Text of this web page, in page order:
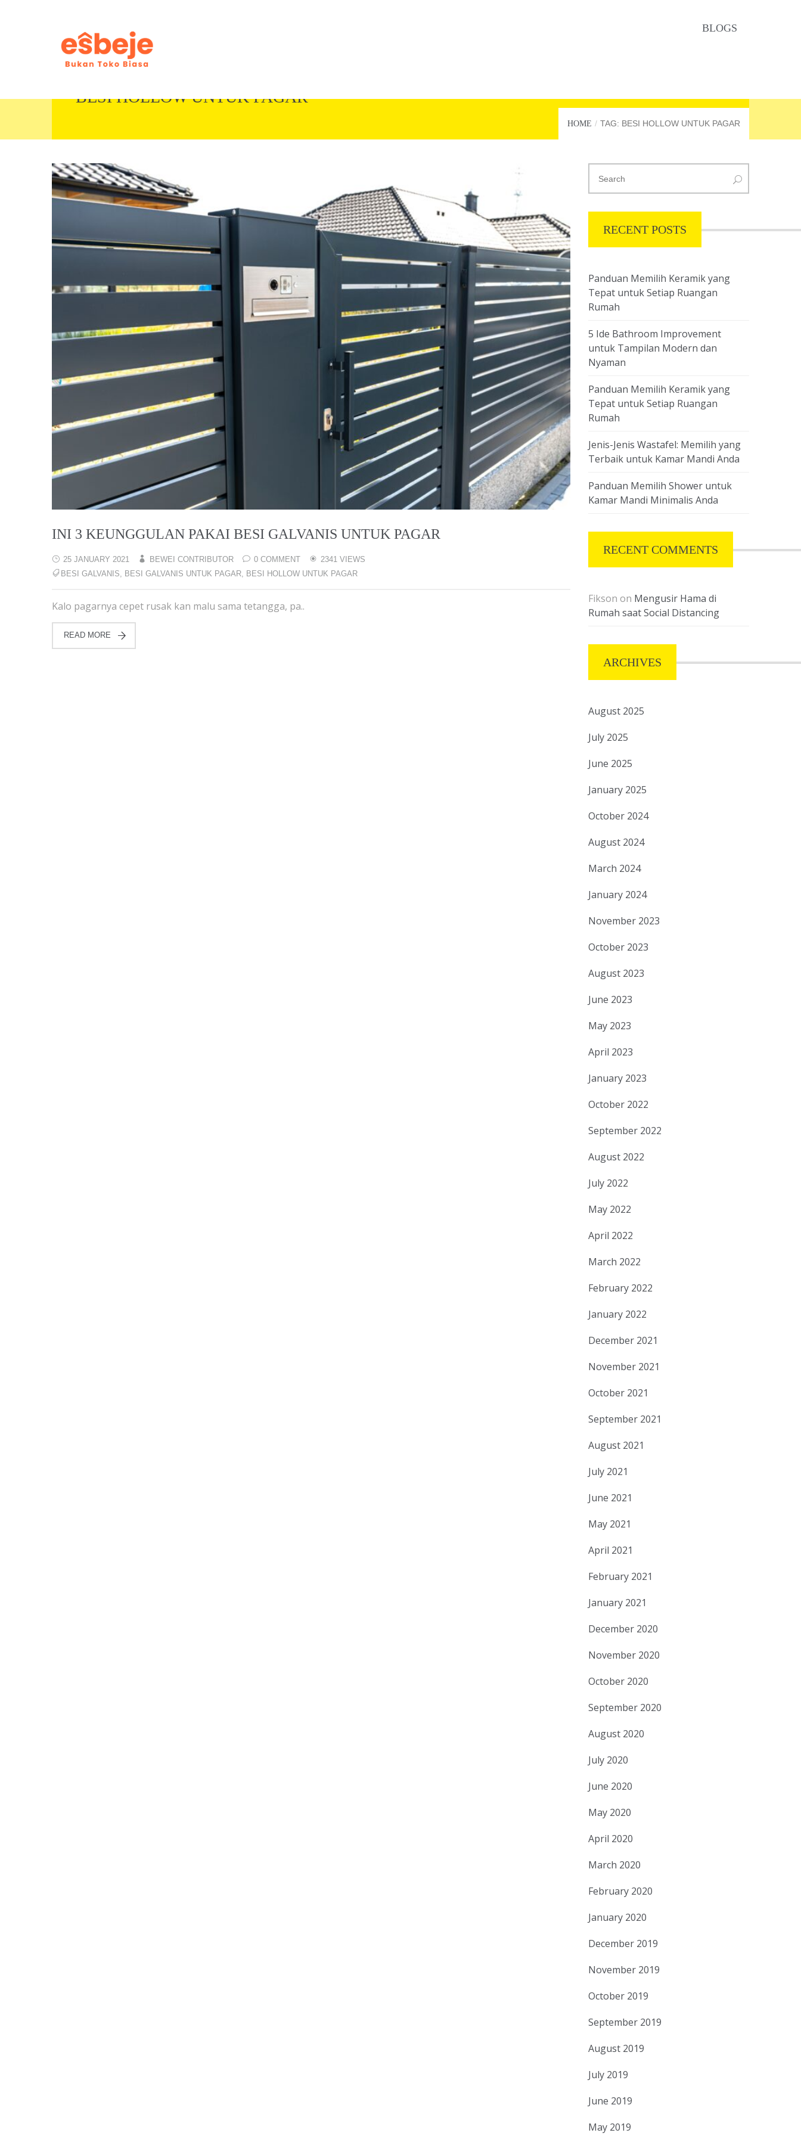
BLOGS
BESI HOLLOW UNTUK PAGAR
HOME TAG: BESI HOLLOW UNTUK PAGAR
INI 3 KEUNGGULAN PAKAI BESI GALVANIS UNTUK PAGAR
25 JANUARY 2021 BEWEI CONTRIBUTOR 0 COMMENT
2341 VIEWS
BESI GALVANIS, BESI GALVANIS UNTUK PAGAR, BESI HOLLOW UNTUK PAGAR
Kalo pagarnya cepet rusak kan malu sama tetangga, pa..
READ MORE
RECENT POSTS
Panduan Memilih Keramik yang
Tepat untuk Setiap Ruangan
Rumah
5 Ide Bathroom Improvement
untuk Tampilan Modern dan
Nyaman
Panduan Memilih Keramik yang
Tepat untuk Setiap Ruangan
Rumah
Jenis-Jenis Wastafel: Memilih yang
Terbaik untuk Kamar Mandi Anda
Panduan Memilih Shower untuk
Kamar Mandi Minimalis Anda
RECENT COMMENTS
Fikson on Mengusir Hama di
Rumah saat Social Distancing
ARCHIVES
August 2025
July 2025
June 2025
January 2025
October 2024
August 2024
March 2024
January 2024
November 2023
October 2023
August 2023
June 2023
May 2023
April 2023
January 2023
October 2022
September 2022
August 2022
July 2022
May 2022
April 2022
March 2022
February 2022
January 2022
December 2021
November 2021
October 2021
September 2021
August 2021
July 2021
June 2021
May 2021
April 2021
February 2021
January 2021
December 2020
November 2020
October 2020
September 2020
August 2020
July 2020
June 2020
May 2020
April 2020
March 2020
February 2020
January 2020
December 2019
November 2019
October 2019
September 2019
August 2019
July 2019
June 2019
May 2019